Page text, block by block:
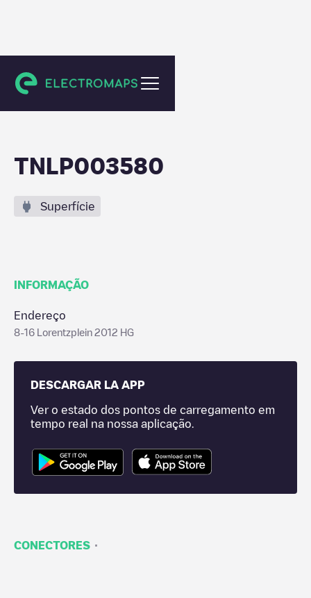
Haarlem
TNLP003580
Superfície
INFORMAÇÃO
Endereço
8-16 Lorentzplein 2012 HG
DESCARGAR LA APP
Ver o estado dos pontos de carregamento em
tempo real na nossa aplicação.
CONECTORES ·